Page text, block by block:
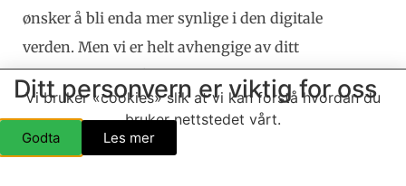
ønsker å bli enda mer synlige i den digitale
verden. Men vi er helt avhengige av ditt
engasjement for å lykkes. Vi vil videreformidle alt
som skjer på en felles plattform for å vise
mangfold og styrke bygda sin identitet på nett.
Slik det er i dag er det litt flaks og tilfeldigheter
Ditt personvern er viktig for oss
Vi bruker «cookies» slik at vi kan forstå hvordan du
bruker nettstedet vårt.
Godta Les mer